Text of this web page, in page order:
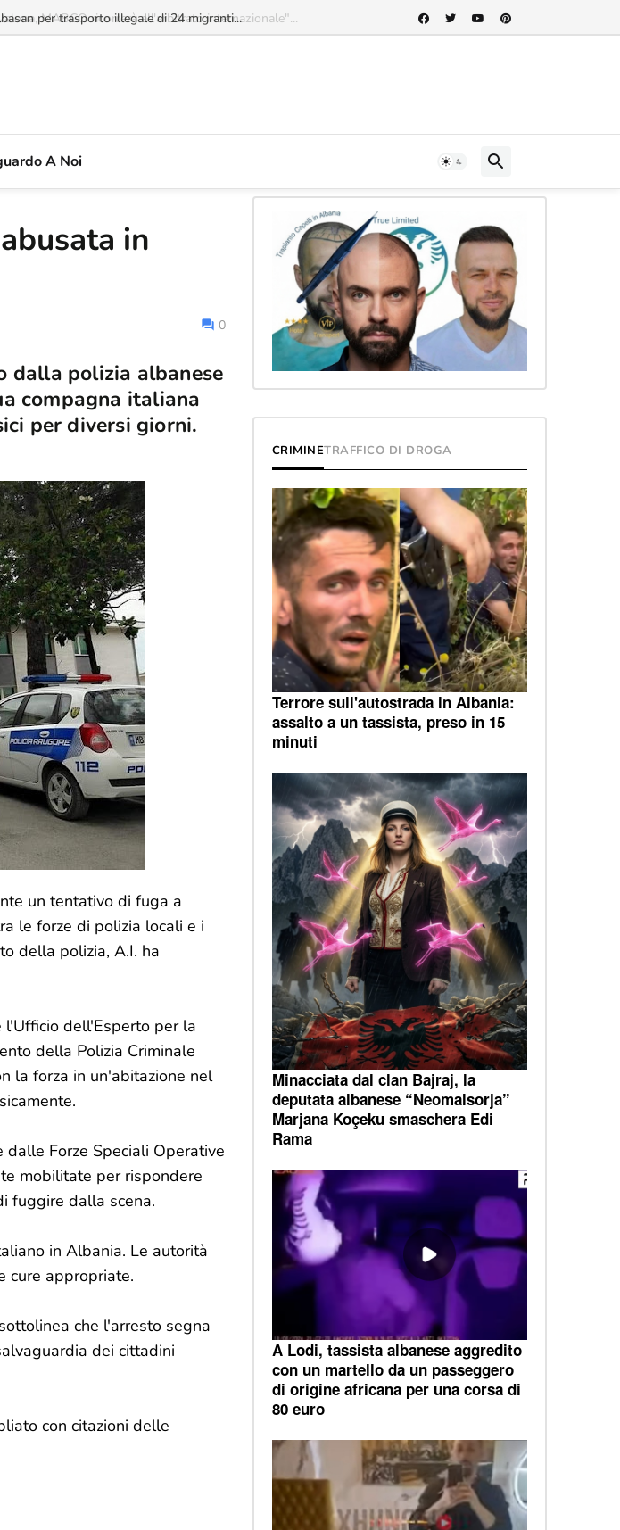
MABCO ricorrerà all'arbitrato internazionale"...
A Noi
in
0
dalla polizia albanese
compagna italiana
per diversi giorni.
un tentativo di fuga a
le forze di polizia locali e i
della polizia, A.I. ha
l'Ufficio dell'Esperto per la
della Polizia Criminale
la forza in un'abitazione nel
Forze Speciali Operative
mobilitate per rispondere
fuggire dalla scena.
in Albania. Le autorità
cure appropriate.
che l'arresto segna
dei cittadini
con citazioni delle
CRIMINETRAFFICO DI DROGA
Terrore sull'autostrada in Albania:
assalto a un tassista, preso in 15
minuti
Minacciata dal clan Bajraj, la
deputata albanese “Neomalsorja”
Marjana Koçeku smaschera Edi
Rama
A Lodi, tassista albanese aggredito
con un martello da un passeggero
di origine africana per una corsa di
80 euro